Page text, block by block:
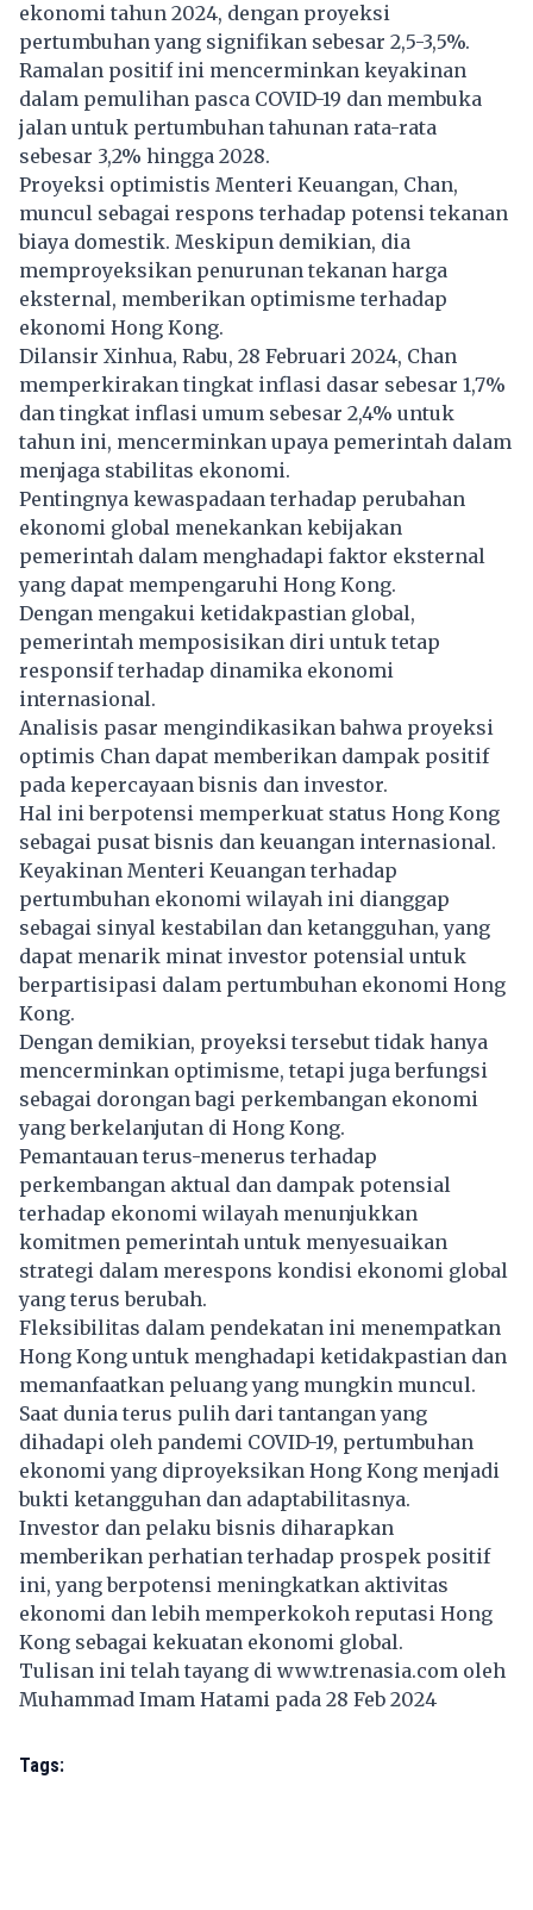
ekonomi tahun 2024, dengan proyeksi
pertumbuhan yang signifikan sebesar 2,5-3,5%.
Ramalan positif ini mencerminkan keyakinan
dalam pemulihan pasca COVID-19 dan membuka
jalan untuk pertumbuhan tahunan rata-rata
sebesar 3,2% hingga 2028.
Proyeksi optimistis Menteri Keuangan, Chan,
muncul sebagai respons terhadap potensi tekanan
biaya domestik. Meskipun demikian, dia
memproyeksikan penurunan tekanan harga
eksternal, memberikan optimisme terhadap
ekonomi Hong Kong.
Dilansir Xinhua, Rabu, 28 Februari 2024, Chan
memperkirakan tingkat inflasi dasar sebesar 1,7%
dan tingkat inflasi umum sebesar 2,4% untuk
tahun ini, mencerminkan upaya pemerintah dalam
menjaga stabilitas ekonomi.
Pentingnya kewaspadaan terhadap perubahan
ekonomi global menekankan kebijakan
pemerintah dalam menghadapi faktor eksternal
yang dapat mempengaruhi Hong Kong.
Dengan mengakui ketidakpastian global,
pemerintah memposisikan diri untuk tetap
responsif terhadap dinamika ekonomi
internasional.
Analisis pasar mengindikasikan bahwa proyeksi
optimis Chan dapat memberikan dampak positif
pada kepercayaan bisnis dan investor.
Hal ini berpotensi memperkuat status Hong Kong
sebagai pusat bisnis dan keuangan internasional.
Keyakinan Menteri Keuangan terhadap
pertumbuhan ekonomi wilayah ini dianggap
sebagai sinyal kestabilan dan ketangguhan, yang
dapat menarik minat investor potensial untuk
berpartisipasi dalam pertumbuhan ekonomi Hong
Kong.
Dengan demikian, proyeksi tersebut tidak hanya
mencerminkan optimisme, tetapi juga berfungsi
sebagai dorongan bagi perkembangan ekonomi
yang berkelanjutan di Hong Kong.
Pemantauan terus-menerus terhadap
perkembangan aktual dan dampak potensial
terhadap ekonomi wilayah menunjukkan
komitmen pemerintah untuk menyesuaikan
strategi dalam merespons kondisi ekonomi global
yang terus berubah.
Fleksibilitas dalam pendekatan ini menempatkan
Hong Kong untuk menghadapi ketidakpastian dan
memanfaatkan peluang yang mungkin muncul.
Saat dunia terus pulih dari tantangan yang
dihadapi oleh pandemi COVID-19, pertumbuhan
ekonomi yang diproyeksikan Hong Kong menjadi
bukti ketangguhan dan adaptabilitasnya.
Investor dan pelaku bisnis diharapkan
memberikan perhatian terhadap prospek positif
ini, yang berpotensi meningkatkan aktivitas
ekonomi dan lebih memperkokoh reputasi Hong
Kong sebagai kekuatan ekonomi global.
Tulisan ini telah tayang di www.trenasia.com oleh
Muhammad Imam Hatami pada 28 Feb 2024
Tags: